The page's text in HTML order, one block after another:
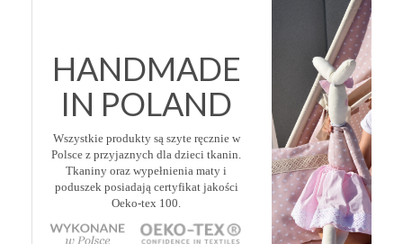
HANDMADE
IN POLAND
Wszystkie produkty są szyte ręcznie w
Polsce z przyjaznych dla dzieci tkanin.
Tkaniny oraz wypełnienia maty i
poduszek posiadają certyfikat jakości
Oeko-tex 100.